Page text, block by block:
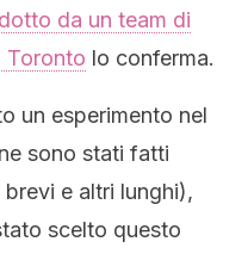
da un team di
Toronto lo conferma.
un esperimento nel
sono stati fatti
e altri lunghi),
scelto questo